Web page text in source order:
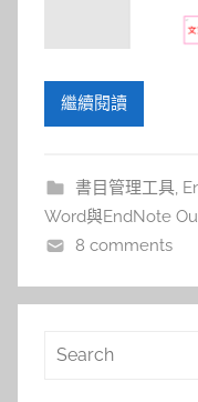
繼續閱讀
書目管理工具,
Word與EndNote
8 comments
搜